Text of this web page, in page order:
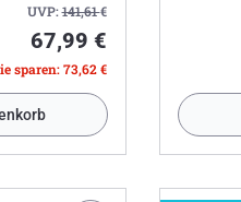
UVP:141,61€
67,99 €
sparen: 73,62 €